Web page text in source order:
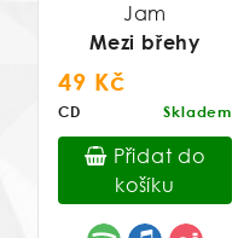
Jam
Mezi břehy
49 Kč
CD Skladem
Přidat do
košíku